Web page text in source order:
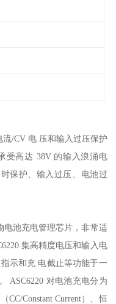
/CV 电 压和输入过压保护
受高达 38V 的输入浪涌电
保护、输入过压、电池过
电池充电管理芯片，非常适
集高精度电压和输入电
示和充 电截止等功能于一
ASC6220 对电池充电分为
CC/Constant Current）、恒